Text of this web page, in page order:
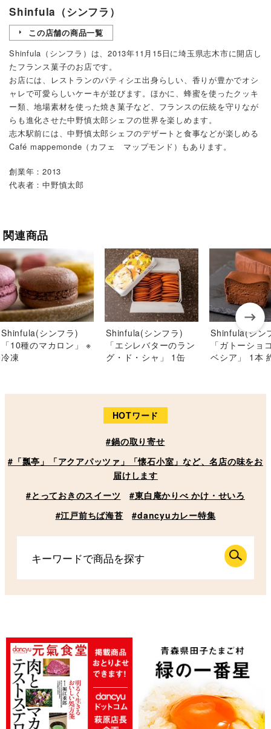
Shinfula（シンフラ）
この店舗の商品一覧
Shinfula（シンフラ）は、2013年11月15日に埼玉県志木市に開店し
たフランス菓子のお店です。
お店には、レストランのパティシエ出身らしい、香りが豊かでオシ
ャレで可愛らしいケーキが並びます。ほかに、蜂蜜を使ったクッキ
ー類、地場素材を使った焼き菓子など、フランスの伝統を守りなが
らも進化させた中野慎太郎シェフの世界を楽しめます。
志木駅前には、中野慎太郎シェフのデザートと食事などが楽しめる
Café mappemonde（カフェ マップモンド）もあります。
創業年：2013
代表者：中野慎太郎
関連商品
Shinfula(シンフラ)
「10種のマカロン」 ※
冷凍
Shinfula(シンフラ)
「エシレバターのラン
グ・ド・シャ」 1缶
Shinfula(シン
「ガトーショ
ベシア」 1本
HOTワード
#鍋の取り寄せ
#「瓢亭」「アクアパッツァ」「懐石小室」など、名店の味をお
届けします
#とっておきのスイーツ
#東白庵かりべ かけ・せいろ
#江戸前ちば海苔
#dancyuカレー特集